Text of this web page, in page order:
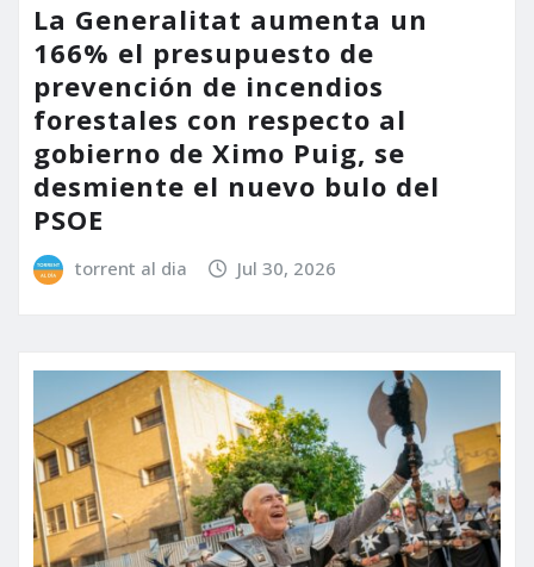
La Generalitat aumenta un
166% el presupuesto de
prevención de incendios
forestales con respecto al
gobierno de Ximo Puig, se
desmiente el nuevo bulo del
PSOE
torrent al dia Jul 30, 2026